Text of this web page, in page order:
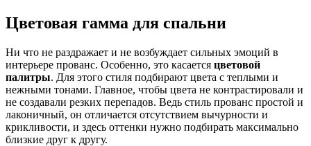
Цветовая гамма для спальни
Ни что не раздражает и не возбуждает сильных эмоций в
интерьере прованс. Особенно, это касается цветовой
палитры. Для этого стиля подбирают цвета с теплыми и
нежными тонами. Главное, чтобы цвета не контрастировали и
не создавали резких перепадов. Ведь стиль прованс простой и
лаконичный, он отличается отсутствием вычурности и
крикливости, и здесь оттенки нужно подбирать максимально
близкие друг к другу.